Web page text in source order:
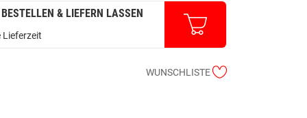
& LIEFERN LASSEN
Lieferzeit
WUNSCHLISTE